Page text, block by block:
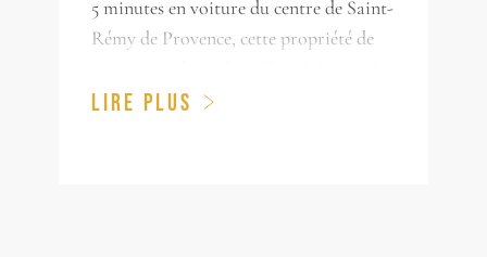
5 minutes en voiture du centre de Saint-
Rémy de Provence, cette propriété de
avec goût et une grande finesse,
LIRE PLUS